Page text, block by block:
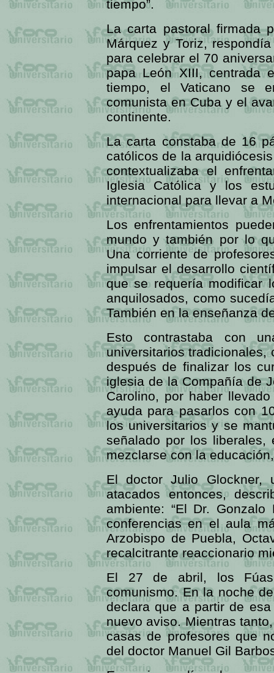
tiempo”.
La carta pastoral firmada
Márquez y Toriz,
para celebrar el 70
papa León XIII, centrada
tiempo, el Vaticano se
comunista en Cuba y el
continente.
La carta constaba de 16
católicos de la
contextualizaba el
Iglesia Católica y los
internacional para llevar a
Los enfrentamientos
mundo y también por lo
Una corriente de
impulsar el desarrollo
que se requería modificar
anquilosados, como
También en la enseñanza
Esto contrastaba con
universitarios tradicionales,
después de finalizar los
iglesia de la Compañía de
Carolino, por haber
ayuda para pasarlos con
los universitarios y se
señalado por los liberales,
mezclarse con la
El doctor Julio Glockner,
atacados entonces,
ambiente: “El Dr.
conferencias en el aula
Arzobispo de Puebla,
recalcitrante reaccionario
El 27 de abril, los
comunismo. En la noche
declara que a partir de
nuevo aviso. Mientras
casas de profesores que
del doctor Manuel Gil